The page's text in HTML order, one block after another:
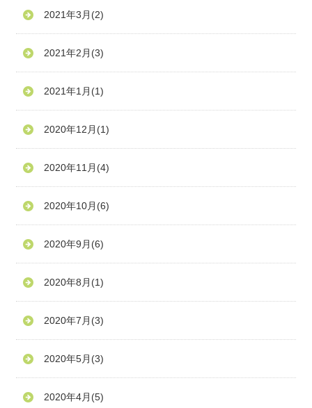
2021年3月 (2)
2021年2月 (3)
2021年1月 (1)
2020年12月 (1)
2020年11月 (4)
2020年10月 (6)
2020年9月 (6)
2020年8月 (1)
2020年7月 (3)
2020年5月 (3)
2020年4月 (5)